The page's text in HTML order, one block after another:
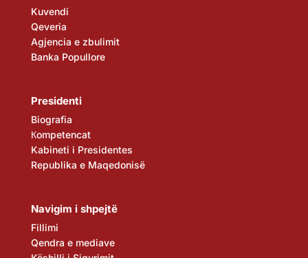
Kuvendi
Qeveria
Agjencia e zbulimit
Banka Popullore
Presidenti
Biografia
Кompetencat
Kabineti i Presidentes
Republika e Maqedonisë
Navigim i shpejtë
Fillimi
Qendra e mediave